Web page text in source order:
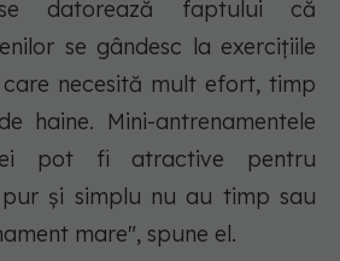
datorează faptului că
se gândesc la exercițiile
necesită mult efort, timp
haine. Mini-antrenamentele
pot fi atractive pentru
pur și simplu nu au timp sau
mare", spune el.